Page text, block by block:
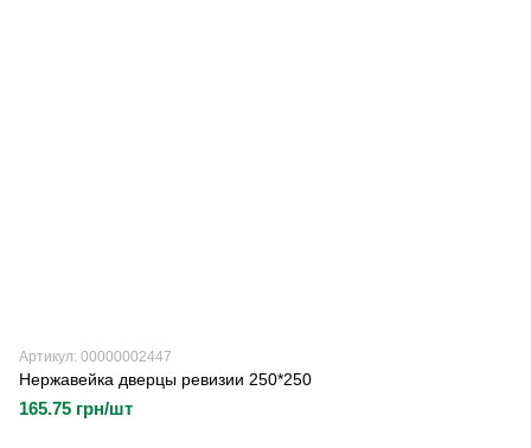
Артикул: 00000002447
Нержавейка дверцы ревизии 250*250
165.75 грн/шт